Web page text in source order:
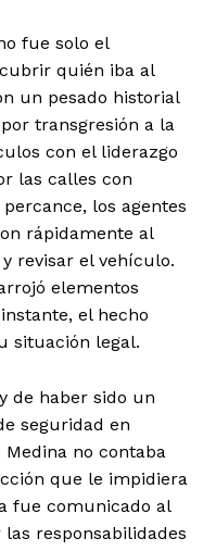
fue solo el
quién iba al
un pesado historial
transgresión a la
con el liderazgo
las calles con
los agentes
rápidamente al
revisar el vehículo.
elementos
el hecho
situación legal.
de haber sido un
seguridad en
Medina no contaba
que le impidiera
fue comunicado al
responsabilidades